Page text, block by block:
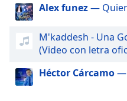
cancel
close
window.
Alex funez—
M'kaddesh - Una
(Video con letra
Héctor Cárcamo—